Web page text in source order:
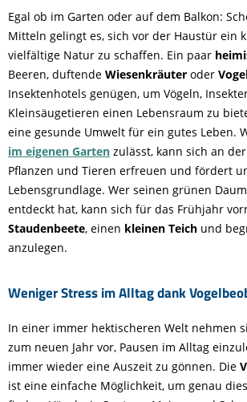
Egal ob im Garten oder auf dem Balkon:
Mitteln gelingt es, sich vor der Haustür ein
vielfältige Natur zu schaffen. Ein paar
Beeren, duftende Wiesenkräuter oder
Insektenhotels genügen, um Vögeln,
Kleinsäugetieren einen Lebensraum zu
eine gesunde Umwelt für ein gutes Leben.
im eigenen Garten zulässt, kann sich an
Pflanzen und Tieren erfreuen und fördert
Lebensgrundlage. Wer seinen grünen
entdeckt hat, kann sich für das Frühjahr
Staudenbeete, einen kleinen Teich und
anzulegen.
Weniger Stress im Alltag dank
In einer immer hektischeren Welt nehmen
zum neuen Jahr vor, Pausen im Alltag
immer wieder eine Auszeit zu gönnen. Die
ist eine einfache Möglichkeit, um genau